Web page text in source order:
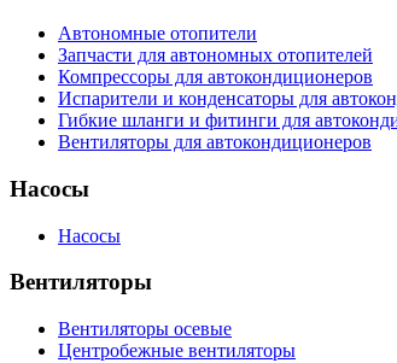
Автономные отопители
Запчасти для автономных отопителей
Компрессоры для автокондиционеров
Испарители и конденсаторы для
Гибкие шланги и фитинги для
Вентиляторы для автокондиционеров
Насосы
Насосы
Вентиляторы
Вентиляторы осевые
Центробежные вентиляторы